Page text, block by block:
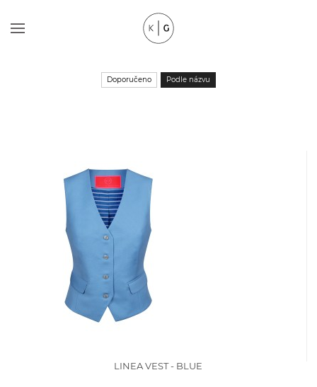
Doporučeno Podle názvu
LINEA VEST - BLUE